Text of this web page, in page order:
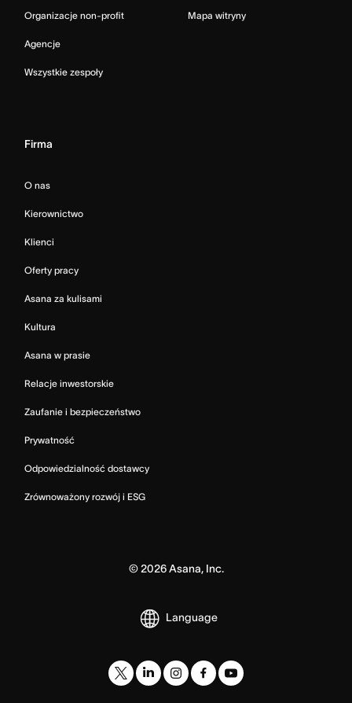
Organizacje non-profit
Agencje
Wszystkie zespoły
Mapa witryny
Firma
O nas
Kierownictwo
Klienci
Oferty pracy
Asana za kulisami
Kultura
Asana w prasie
Relacje inwestorskie
Zaufanie i bezpieczeństwo
Prywatność
Odpowiedzialność dostawcy
Zrównoważony rozwój i ESG
© 2026Asana, Inc.
Language